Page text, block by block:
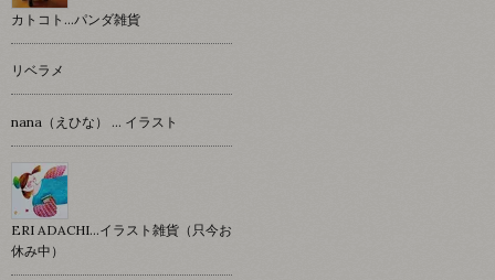
カトコト…パンダ雑貨
リベラメ
nana（えひな） … イラスト
ERI ADACHI...イラスト雑貨（只今お
休み中）